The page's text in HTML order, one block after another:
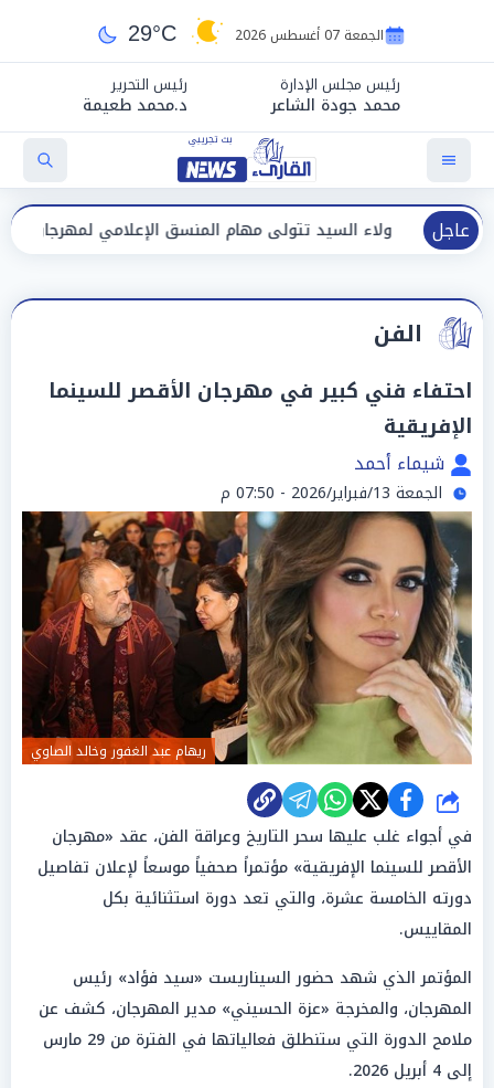
الجمعة 07 أغسطس 2026 29°C
رئيس مجلس الإدارة
محمد جودة الشاعر
رئيس التحرير
د.محمد طعيمة
عاجلتتولى مهام المنسق الإعلامي لمهرجان "الأفضل بين الأفضل"
الفن
احتفاء فني كبير في مهرجان الأقصر للسينما
الإفريقية
شيماء أحمد
الجمعة 13/فبراير/2026 - 07:50 م
ريهام عبد الغفور وخالد الصاوي
شارك
في أجواء غلب عليها سحر التاريخ وعراقة الفن، عقد «مهرجان
الأقصر للسينما الإفريقية» مؤتمراً صحفياً موسعاً لإعلان تفاصيل
دورته الخامسة عشرة، والتي تعد دورة استثنائية بكل
المقاييس.
المؤتمر الذي شهد حضور السيناريست «سيد فؤاد» رئيس
المهرجان، والمخرجة «عزة الحسيني» مدير المهرجان، كشف عن
ملامح الدورة التي ستنطلق فعالياتها في الفترة من 29 مارس
إلى 4 أبريل 2026.